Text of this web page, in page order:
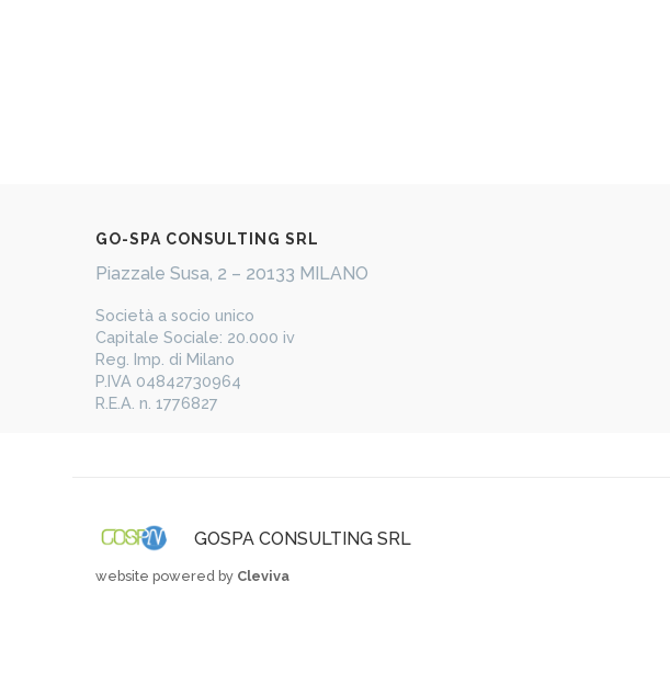
​GO-​​SPA CONSULTING SRL
Piazzale Susa, 2 – 20133 MILANO
​Società a socio unico
Capitale Sociale: 20.000 iv
Reg. Imp. di Milano
P.IVA 04842730964
R.E.A. n. 1776827
GOSPA CONSULTING SRL
website powered by Cleviva